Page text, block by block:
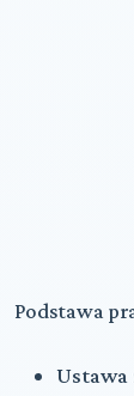
Podstawa
Ustawa